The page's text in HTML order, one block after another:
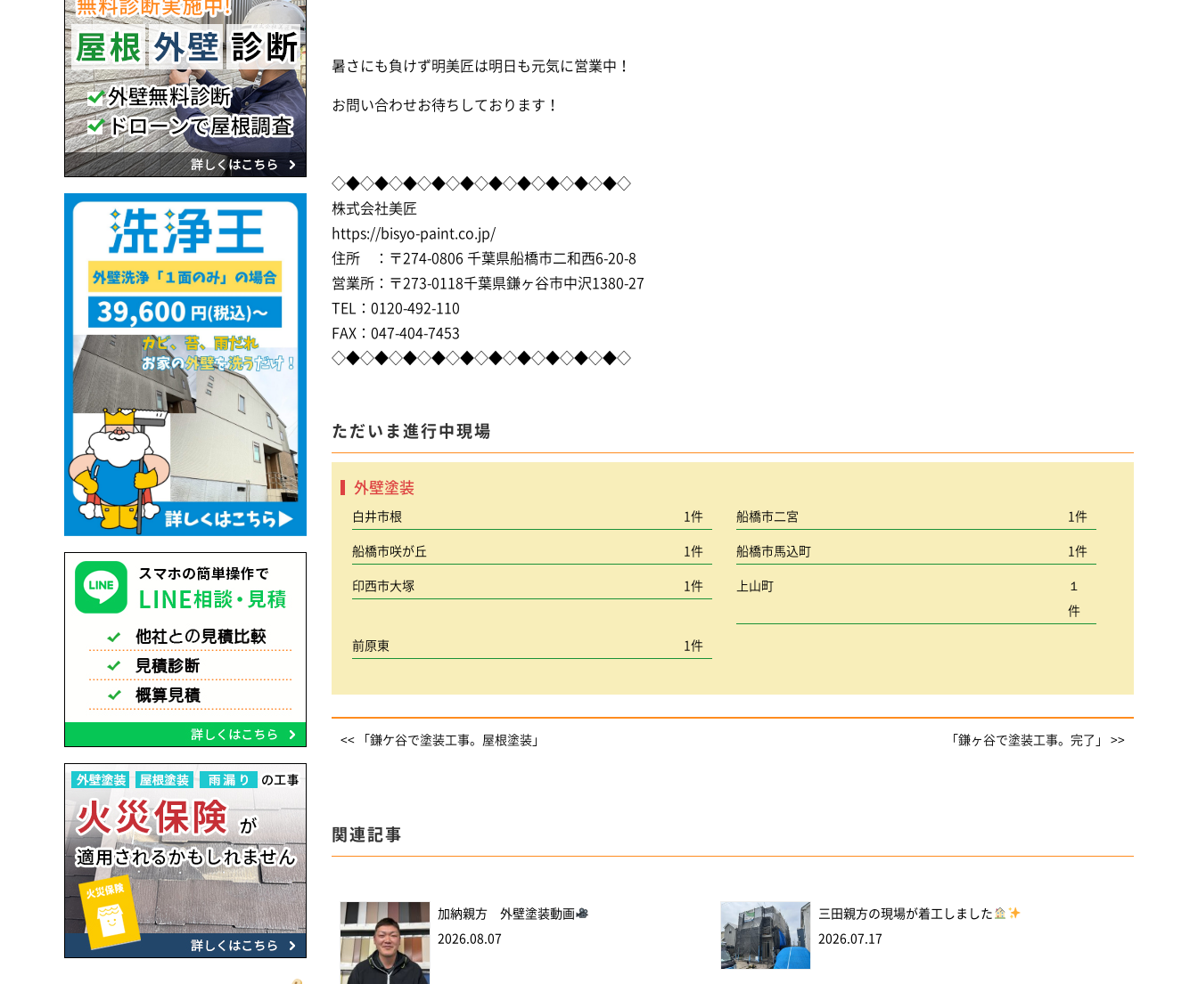
暑さにも負けず明美匠は明日も元気に営業中！
お問い合わせお待ちしております！
◇◆◇◆◇◆◇◆◇◆◇◆◇◆◇◆◇◆◇◆◇
株式会社美匠
https://bisyo-paint.co.jp/
住所 ：〒274-0806 千葉県船橋市二和西6-20-8
営業所：〒273-0118千葉県鎌ヶ谷市中沢1380-27
TEL：0120-492-110
FAX：047-404-7453
◇◆◇◆◇◆◇◆◇◆◇◆◇◆◇◆◇◆◇◆◇
ただいま進行中現場
外壁塗装
白井市根 1件 船橋市二宮 1件
船橋市咲が丘 1件 船橋市馬込町 1件
印西市大塚 1件 上山町
１
件
前原東 1件
<< 「鎌ケ谷で塗装工事。屋根塗装」 「鎌ヶ谷で塗装工事。完了」 >>
関連記事
加納親方 外壁塗装動画
2026.08.07
三田親方の現場が着工しました
2026.07.17